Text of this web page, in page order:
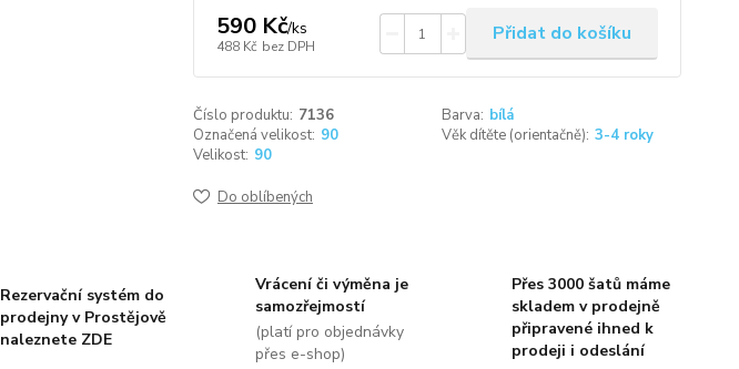
590 Kč/ks
488 Kč bez DPH
Přidat do košíku
Číslo produktu: 7136 Barva: bílá
Označená velikost: 90 Věk dítěte (orientačně): 3-4 roky
Velikost: 90
Do oblíbených
Rezervační systém do
prodejny v Prostějově
naleznete ZDE
Vrácení či výměna je
samozřejmostí
(platí pro objednávky
přes e-shop)
Přes 3000 šatů máme
skladem v prodejně
připravené ihned k
prodeji i odeslání